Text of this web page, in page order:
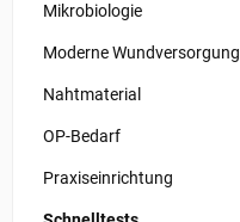
Mikrobiologie
Moderne Wundversorgung
Nahtmaterial
OP-Bedarf
Praxiseinrichtung